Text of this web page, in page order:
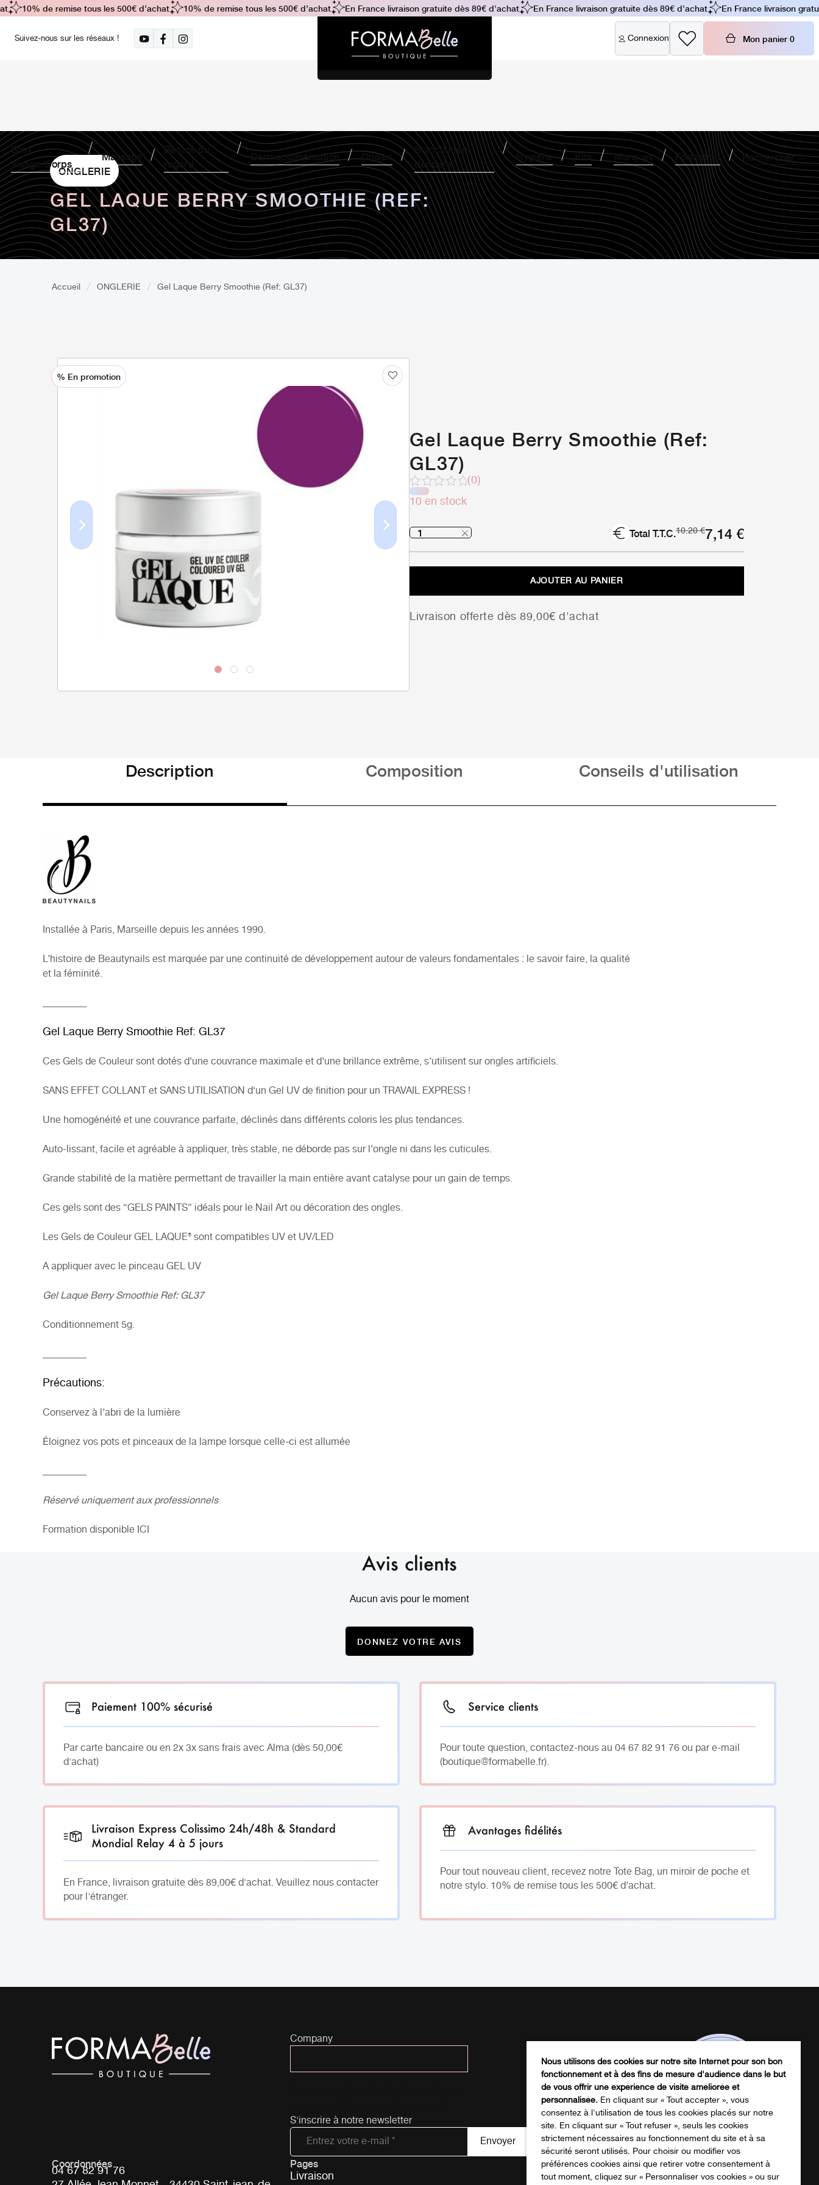
Suivez-nous sur les réseaux ! Connexion Mon panier 0
Soin
Visage/Corps
Massage
Beauté du
regard
Dermopigmentation Ongles
Blanchiment
dentaire
Hygiène Kits Marques Formation Rechercher
10% de remise tous les 500€ d’achat 10% de remise tous les 500€ d’achat En France livraison gratuite dès 89€ d'achat En France livraison gratuite dès 89€ d'achat En France livraison
ONGLERIE
GEL LAQUE BERRY SMOOTHIE (REF:
GL37)
Accueil ONGLERIE Gel Laque Berry Smoothie (Ref: GL37)
% En promotion
Previous Next
Gel Laque Berry Smoothie (Ref:
GL37)
Note
sur
(0)
10 en stock
Total T.T.C.10.20€Le
prix
initial
7,14 €Le
prix
actuel
AJOUTER AU PANIER
Livraison offerte dès 89,00€ d'achat
Description Composition Conseils d'utilisation
Installée à Paris, Marseille depuis les années 1990.
L’histoire de Beautynails est marquée par une continuité de développement autour de valeurs fondamentales : le savoir faire, la qualité
et la féminité.
_________
Gel Laque Berry Smoothie Ref: GL37
Ces Gels de Couleur sont dotés d’une couvrance maximale et d’une brillance extrême, s’utilisent sur ongles artificiels.
SANS EFFET COLLANT et SANS UTILISATION d‘un Gel UV de finition pour un TRAVAIL EXPRESS !
Une homogénéité et une couvrance parfaite, déclinés dans différents coloris les plus tendances.
Auto-lissant, facile et agréable à appliquer, très stable, ne déborde pas sur l’ongle ni dans les cuticules.
Grande stabilité de la matière permettant de travailler la main entière avant catalyse pour un gain de temps.
Ces gels sont des “GELS PAINTS” idéals pour le Nail Art ou décoration des ongles.
Les Gels de Couleur GEL LAQUE® sont compatibles UV et UV/LED
A appliquer avec le pinceau GEL UV
Gel Laque Berry Smoothie Ref: GL37
Conditionnement 5g.
_________
Précautions:
Conservez à l’abri de la lumière
Éloignez vos pots et pinceaux de la lampe lorsque celle-ci est allumée
_________
Réservé uniquement aux professionnels
Formation disponible ICI
Avis clients
Aucun avis pour le moment
DONNEZ VOTRE AVIS
Paiement 100% sécurisé
Par carte bancaire ou en 2x 3x sans frais avec Alma (dès 50,00€
d'achat)
Service clients
Pour toute question, contactez-nous au 04 67 82 91 76 ou par e-mail
(boutique@formabelle.fr).
Livraison Express Colissimo 24h/48h & Standard
Mondial Relay 4 à 5 jours
En France, livraison gratuite dès 89,00€ d'achat. Veuillez nous contacter
pour l'étranger.
Avantages fidélités
Pour tout nouveau client, recevez notre Tote Bag, un miroir de poche et
notre stylo. 10% de remise tous les 500€ d’achat.
Company
S'inscrire à notre newsletter
Coordonnées
04 67 82 91 76
Pages
Livraison
Télécharger notre catalogue produits
Nous utilisons des cookies sur notre site Internet pour son bon
fonctionnement et à des fins de mesure d'audience dans le but
de vous offrir une expérience de visite améliorée et
personnalisée. En cliquant sur « Tout accepter », vous
consentez à l'utilisation de tous les cookies placés sur notre
site. En cliquant sur « Tout refuser », seuls les cookies
strictement nécessaires au fonctionnement du site et à sa
sécurité seront utilisés. Pour choisir ou modifier vos
préférences cookies ainsi que retirer votre consentement à
tout moment, cliquez sur « Personnaliser vos cookies » ou sur